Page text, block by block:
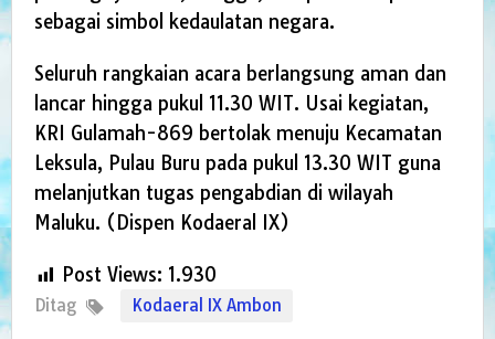
sebagai simbol kedaulatan negara.
Seluruh rangkaian acara berlangsung aman dan
lancar hingga pukul 11.30 WIT. Usai kegiatan,
KRI Gulamah-869 bertolak menuju Kecamatan
Leksula, Pulau Buru pada pukul 13.30 WIT guna
melanjutkan tugas pengabdian di wilayah
Maluku. (Dispen Kodaeral IX)
Post Views: 1.930
Ditag Kodaeral IX Ambon